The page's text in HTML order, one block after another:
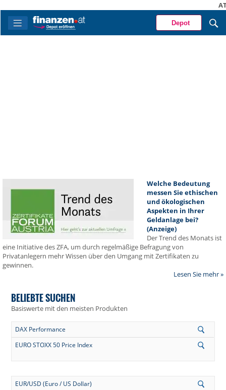
Depot
Welche Bedeutung
messen Sie ethischen
und ökologischen
Aspekten in Ihrer
Geldanlage bei?
(Anzeige)
Der Trend des Monats ist
eine Initiative des ZFA, um durch regelmäßige Befragung von
Privatanlegern mehr Wissen über den Umgang mit Zertifikaten zu
gewinnen.
Lesen Sie mehr »
BELIEBTE SUCHEN
Basiswerte mit den meisten Produkten
DAX Performance
EURO STOXX 50 Price Index
EUR/USD (Euro / US Dollar)